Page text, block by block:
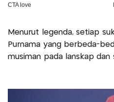
Menurut legenda, setiap
Purnama yang berbeda-
musiman pada lanskap dan